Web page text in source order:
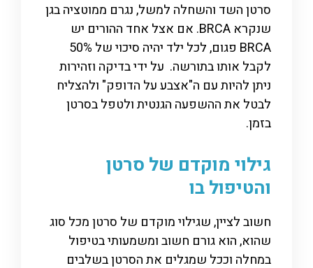
סרטן השד והשחלה למשל, נגרם ממוטציה בגן
שנקרא BRCA. אם אצל אחד ההורים יש
BRCA פגום, לכל ילד יהיה סיכוי של 50%
לקבל אותו בתורשה. על ידי בדיקה וזהירות
ניתן להיות עם ה"אצבע על הדופק" ולהצליח
לבטל את ההשפעה הגנטית ולטפל בסרטן
בזמן.
גילוי מוקדם של סרטן
והטיפול בו
חשוב לציין, שגילוי מוקדם של סרטן מכל סוג
שהוא, הוא גורם חשוב ומשמעותי בטיפול
במחלה וככל שמגלים את הסרטן בשלבים